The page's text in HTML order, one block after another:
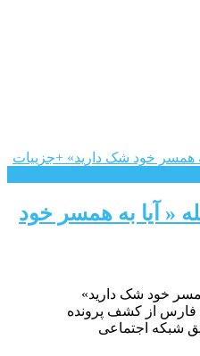
« آیا به همسر خود
همسر خود شک دارید»
فارس از کشف پرونده